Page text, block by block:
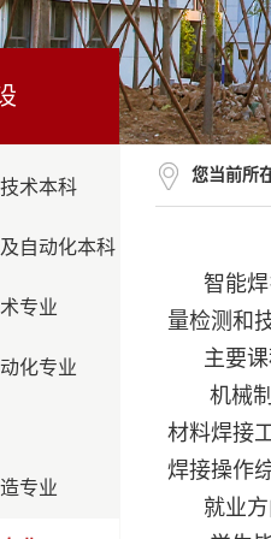
术本科
自动化本科
专业
化专业
专业
您当前所
智能
量检测和
主要
机械
材料焊接
焊接操作
就业